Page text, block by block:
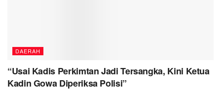
DAERAH
“Usai Kadis Perkimtan Jadi Tersangka, Kini Ketua
Kadin Gowa Diperiksa Polisi”